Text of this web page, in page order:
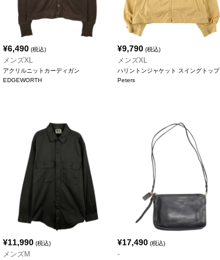
¥6,490 (税込)
メンズXL
アクリルニットカーディガン
EDGEWORTH
¥9,790 (税込)
メンズXL
ハリントンジャケット スイングトップ
Peters
¥11,990 (税込)
メンズM
¥17,490 (税込)
-